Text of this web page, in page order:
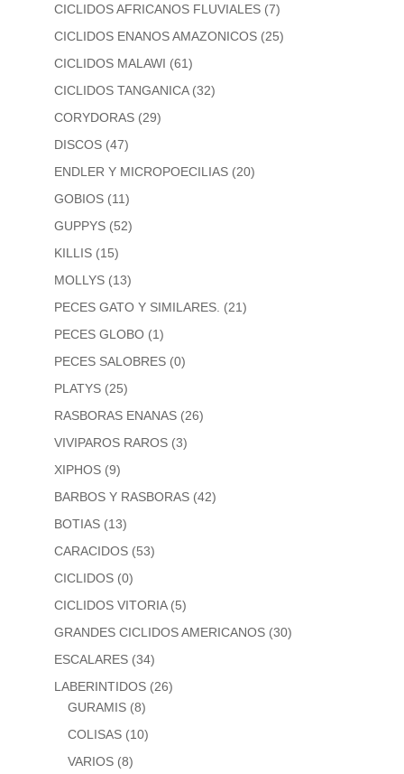
CICLIDOS AFRICANOS FLUVIALES (7)
CICLIDOS ENANOS AMAZONICOS (25)
CICLIDOS MALAWI (61)
CICLIDOS TANGANICA (32)
CORYDORAS (29)
DISCOS (47)
ENDLER Y MICROPOECILIAS (20)
GOBIOS (11)
GUPPYS (52)
KILLIS (15)
MOLLYS (13)
PECES GATO Y SIMILARES. (21)
PECES GLOBO (1)
PECES SALOBRES (0)
PLATYS (25)
RASBORAS ENANAS (26)
VIVIPAROS RAROS (3)
XIPHOS (9)
BARBOS Y RASBORAS (42)
BOTIAS (13)
CARACIDOS (53)
CICLIDOS (0)
CICLIDOS VITORIA (5)
GRANDES CICLIDOS AMERICANOS (30)
ESCALARES (34)
LABERINTIDOS (26)
GURAMIS (8)
COLISAS (10)
VARIOS (8)